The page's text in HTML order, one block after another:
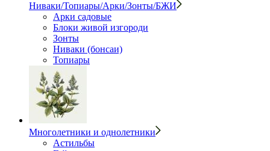
Ниваки/Топиары/Арки/Зонты/БЖИ
Арки садовые
Блоки живой изгороди
Зонты
Ниваки (бонсаи)
Топиары
Многолетники и однолетники
Астильбы